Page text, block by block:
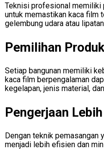
Teknisi profesional memiliki
untuk memastikan kaca film
gelembung udara atau
Pemilihan
Setiap bangunan memiliki
kaca film berpengalaman
kegelapan, jenis material,
Pengerjaan
Dengan teknik
menjadi lebih efisien dan